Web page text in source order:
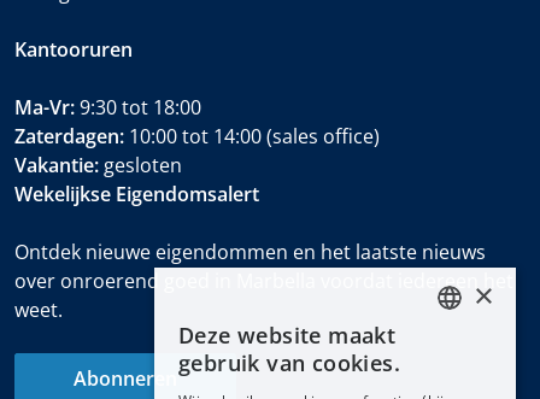
Kantooruren
Ma-Vr:9:30 tot 18:00
Zaterdagen: 10:00 tot 14:00 (sales office)
Vakantie: gesloten
Wekelijkse Eigendomsalert
Ontdek nieuwe eigendommen en het laatste nieuws
over onroerend goed in Marbella voordat iedereen het
weet.
Abonneren
×
Deze website maakt
gebruik van cookies.